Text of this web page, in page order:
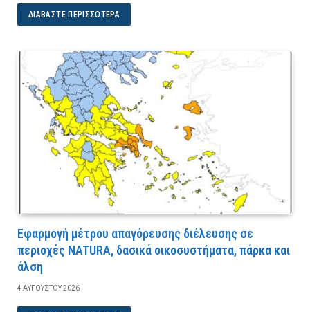
ΔΙΑΒΆΣΤΕ ΠΕΡΙΣΣΌΤΕΡΑ
Εφαρμογή μέτρου απαγόρευσης διέλευσης σε
περιοχές NATURA, δασικά οικοσυστήματα, πάρκα και
άλση
4 ΑΥΓΟΎΣΤΟΥ 2026